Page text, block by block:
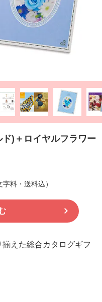
)＋ロイヤルフラワー
字料・送料込）
えた総合カタログギフ